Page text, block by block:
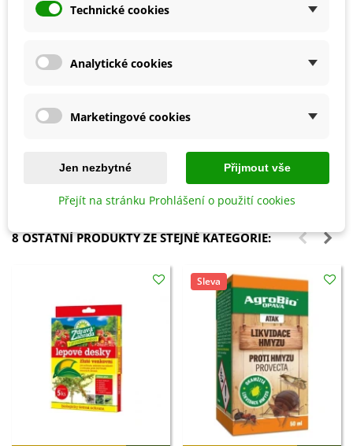
Přidat do košíku
482 Kč
8 OSTATNÍ PRODUKTY ZE STEJNÉ KATEGORIE:
Sleva
Technické cookies
Analytické cookies
Marketingové cookies
Jen nezbytné Přijmout vše
Přejít na stránku Prohlášení o použití cookies